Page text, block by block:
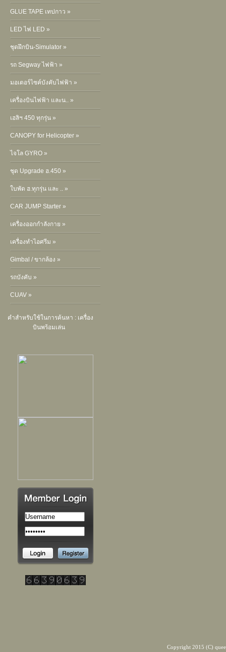
GLUE TAPE เทปกาว »
LED ไฟ LED »
ชุดฝึกบิน-Simulator »
รถ Segway ไฟฟ้า »
มอเตอร์ไซค์บังคับไฟฟ้า »
เครื่องบินไฟฟ้า และน.. »
เฮลิฯ 450 ทุกรุ่น »
CANOPY for Helicopter »
ไจโล GYRO »
ชุด Upgrade ฮ.450 »
ใบพัด ฮ.ทุกรุ่น และ .. »
CAR JUMP Starter »
เครื่องออกกำลังกาย »
เครื่องทำไอศรีม »
Gimbal / ขากล้อง »
รถบังคับ »
CUAV »
คำสำหรับใช้ในการค้นหา : เครื่อง
บินพร้อมเล่น
Copyright 2015 (C)